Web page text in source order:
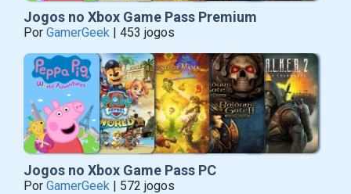
Jogos no Xbox Game Pass Premium
Por GamerGeek | 453 jogos
Jogos no Xbox Game Pass PC
Por GamerGeek | 572 jogos